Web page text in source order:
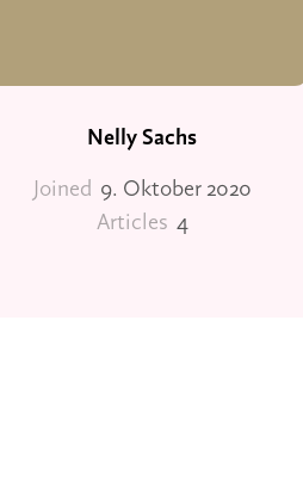
Nelly Sachs
Joined 9. Oktober 2020
Articles 4